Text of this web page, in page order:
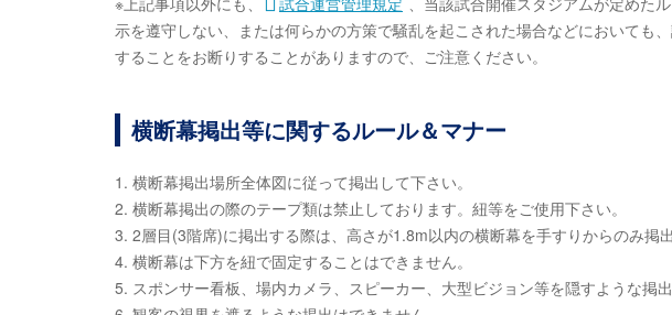
示を遵守しない、または何らかの方策で騒乱を起こされた場合などにおいても
することをお断りすることがありますので、ご注意ください。
横断幕掲出等に関するルール＆マナー
1. 横断幕掲出場所全体図に従って掲出して下さい。
2. 横断幕掲出の際のテープ類は禁止しております。紐等をご使用下さい。
3. 2層目(3階席)に掲出する際は、高さが1.8m以内の横断幕を手すりからのみ掲出
4. 横断幕は下方を紐で固定することはできません。
5. スポンサー看板、場内カメラ、スピーカー、大型ビジョン等を隠すような掲出